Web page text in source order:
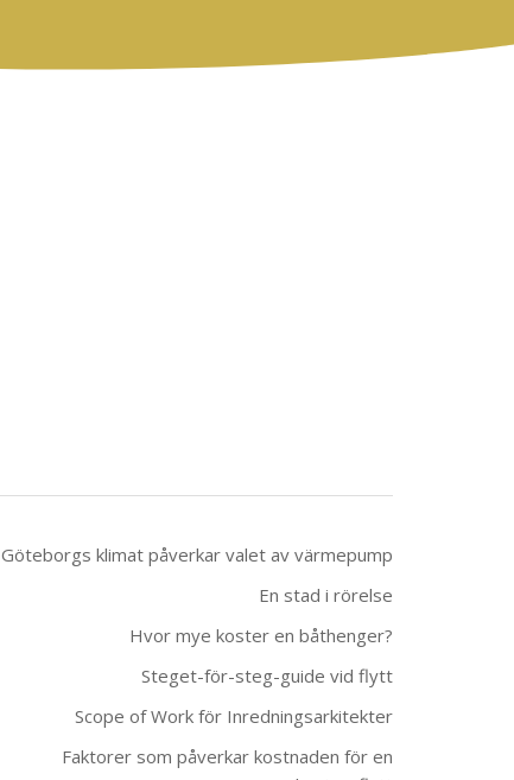
Göteborgs klimat påverkar valet av värmepump
En stad i rörelse
Hvor mye koster en båthenger?
Steget-för-steg-guide vid flytt
Scope of Work för Inredningsarkitekter
Faktorer som påverkar kostnaden för en